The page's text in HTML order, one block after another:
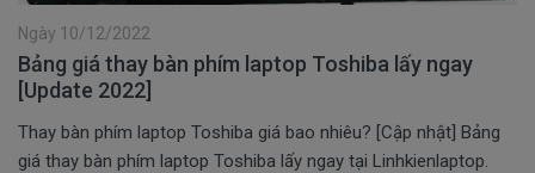
Bảng giá thay bàn phím laptop Toshiba lấy ngay
[Update 2022]
Ngày 10/12/2022
Thay bàn phím laptop Toshiba giá bao nhiêu? [Cập nhật] Bảng
giá thay bàn phím laptop Toshiba lấy ngay tại Linhkienlaptop.